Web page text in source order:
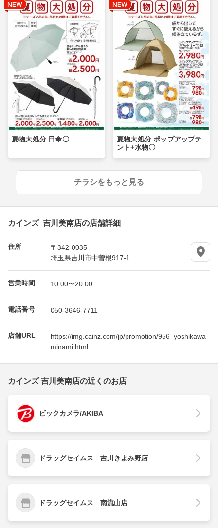
夏物大処分 日傘〇
夏物大処分 ポップアップテ
ント+水物〇
チラシをもっと見る
カインズ 吉川美南店の店舗詳細
住所
〒342-0035
埼玉県吉川市中曽根917-1
営業時間 10:00〜20:00
電話番号 050-3646-7711
店舗URL
https://img.cainz.com/jp/promotion/956_yoshikawa
minami.html
カインズ 吉川美南店の近くのお店
ビックカメラ/AKIBA
ドラッグセイムス 吉川きよみ野店
ドラッグセイムス 南流山店